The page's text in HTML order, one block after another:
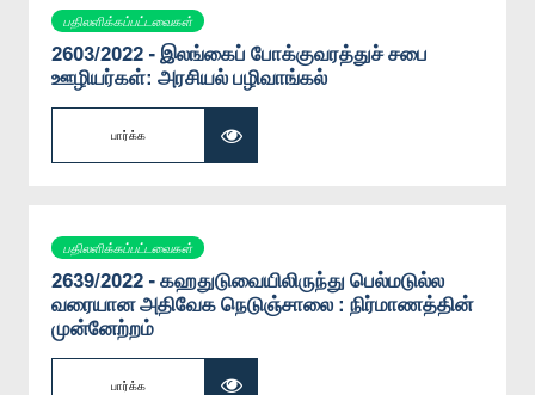
பதிலளிக்கப்பட்டவைகள்
2603/2022 - இலங்கைப் போக்குவரத்துச் சபை
ஊழியர்கள்: அரசியல் பழிவாங்கல்
பார்க்க
பதிலளிக்கப்பட்டவைகள்
2639/2022 - கஹதுடுவையிலிருந்து பெல்மடுல்ல
வரையான அதிவேக நெடுஞ்சாலை : நிர்மாணத்தின்
முன்னேற்றம்
பார்க்க